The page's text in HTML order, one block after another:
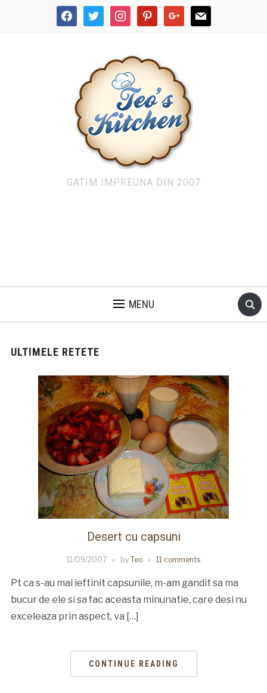
facebooktwitter instagrampinterestgoogle mail
GATIM IMPREUNA DIN 2007
MENU
ULTIMELE RETETE
Desert cu capsuni
11/09/2007 by Teo 11 comments
Pt ca s-au mai ieftinit capsunile, m-am gandit sa ma
bucur de ele si sa fac aceasta minunatie, care desi nu
exceleaza prin aspect, va […]
CONTINUE READING